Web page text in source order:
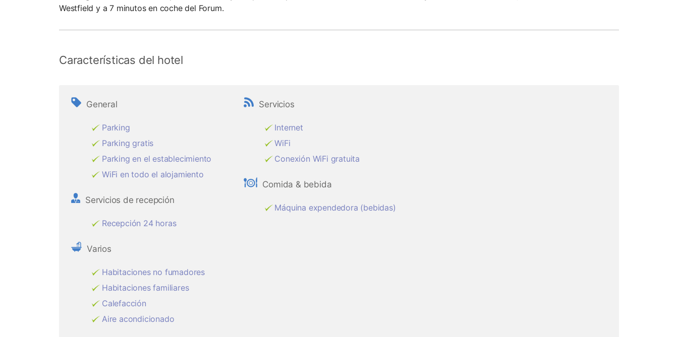
Westfield y a 7 minutos en coche del Forum.
Características del hotel
General
Parking
Parking gratis
Parking en el establecimiento
WiFi en todo el alojamiento
Servicios de recepción
Recepción 24 horas
Varios
Habitaciones no fumadores
Habitaciones familiares
Calefacción
Aire acondicionado
Servicios
Internet
WiFi
Conexión WiFi gratuita
Comida & bebida
Máquina expendedora (bebidas)